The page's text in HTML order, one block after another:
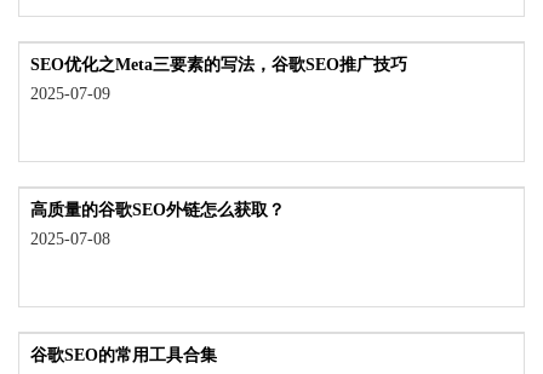
SEO优化之Meta三要素的写法，谷歌SEO推广技巧
2025-07-09
高质量的谷歌SEO外链怎么获取？
2025-07-08
谷歌SEO的常用工具合集